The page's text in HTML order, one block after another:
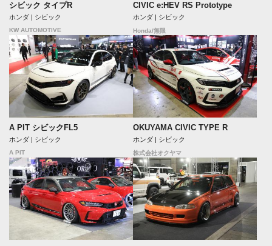
シビック タイプR
ホンダ | シビック
KW AUTOMOTIVE
CIVIC e:HEV RS Prototype
ホンダ | シビック
Honda/無限
A PIT シビックFL5
ホンダ | シビック
A PIT
OKUYAMA CIVIC TYPE R
ホンダ | シビック
株式会社オクヤマ